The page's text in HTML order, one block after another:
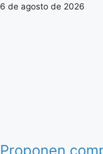
6 de agosto de 2026
Proponen